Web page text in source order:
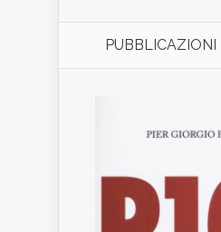
PUBBLICAZIONI